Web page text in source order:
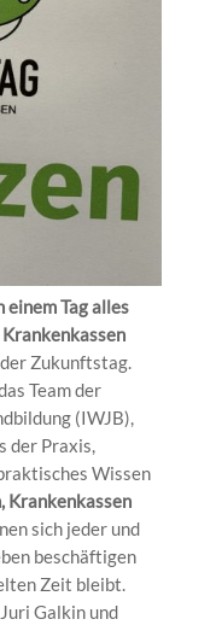
einem Tag alles
Zukunftstag.
Team der
(IWJB),
der Praxis,
Wissen
Krankenkassen
sich jeder und
beschäftigen
Zeit bleibt.
Galkin und